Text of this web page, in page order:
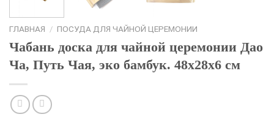
ГЛАВНАЯ / ПОСУДА ДЛЯ ЧАЙНОЙ ЦЕРЕМОНИИ
Чабань доска для чайной церемонии Дао
Ча, Путь Чая, эко бамбук. 48х28х6 см